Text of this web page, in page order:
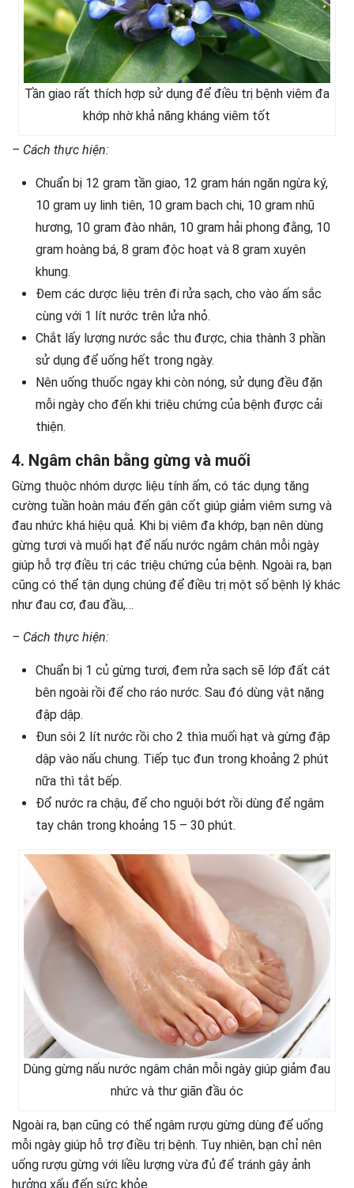
Tần giao rất thích hợp sử dụng để điều trị bệnh viêm đa
khớp nhờ khả năng kháng viêm tốt
– Cách thực hiện:
Chuẩn bị 12 gram tần giao, 12 gram hán ngăn ngừa ký,
10 gram uy linh tiên, 10 gram bạch chi, 10 gram nhũ
hương, 10 gram đào nhân, 10 gram hải phong đằng, 10
gram hoàng bá, 8 gram độc hoạt và 8 gram xuyên
khung.
Đem các dược liệu trên đi rửa sạch, cho vào ấm sắc
cùng với 1 lít nước trên lửa nhỏ.
Chắt lấy lượng nước sắc thu được, chia thành 3 phần
sử dụng để uống hết trong ngày.
Nên uống thuốc ngay khi còn nóng, sử dụng đều đặn
mỗi ngày cho đến khi triệu chứng của bệnh được cải
thiện.
4. Ngâm chân bằng gừng và muối
Gừng thuộc nhóm dược liệu tính ấm, có tác dụng tăng
cường tuần hoàn máu đến gân cốt giúp giảm viêm sưng và
đau nhức khá hiệu quả. Khi bị viêm đa khớp, bạn nên dùng
gừng tươi và muối hạt để nấu nước ngâm chân mỗi ngày
giúp hỗ trợ điều trị các triệu chứng của bệnh. Ngoài ra, bạn
cũng có thể tận dụng chúng để điều trị một số bệnh lý khác
như đau cơ, đau đầu,…
– Cách thực hiện:
Chuẩn bị 1 củ gừng tươi, đem rửa sạch sẽ lớp đất cát
bên ngoài rồi để cho ráo nước. Sau đó dùng vật nặng
đập dập.
Đun sôi 2 lít nước rồi cho 2 thìa muối hạt và gừng đập
dập vào nấu chung. Tiếp tục đun trong khoảng 2 phút
nữa thì tắt bếp.
Đổ nước ra chậu, để cho nguội bớt rồi dùng để ngâm
tay chân trong khoảng 15 – 30 phút.
Dùng gừng nấu nước ngâm chân mỗi ngày giúp giảm đau
nhức và thư giãn đầu óc
Ngoài ra, bạn cũng có thể ngâm rượu gừng dùng để uống
mỗi ngày giúp hỗ trợ điều trị bệnh. Tuy nhiên, bạn chỉ nên
uống rượu gừng với liều lượng vừa đủ để tránh gây ảnh
hưởng xấu đến sức khỏe.